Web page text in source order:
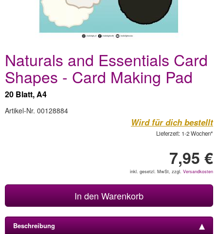
Naturals and Essentials Card
Shapes - Card Making Pad
20 Blatt, A4
Artikel-Nr. 00128884
Wird für dich bestellt
Lieferzeit: 1-2 Wochen*
7,95 €
inkl. gesetzl. MwSt, zzgl. Versandkosten
In den Warenkorb
Beschreibung